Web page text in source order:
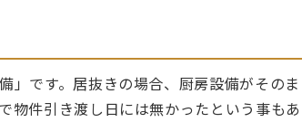
」です。居抜きの場合、厨房設備がそのま
物件引き渡し日には無かったという事もあ